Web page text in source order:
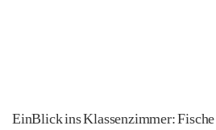
EinBlick ins Klassenzimmer: Fische